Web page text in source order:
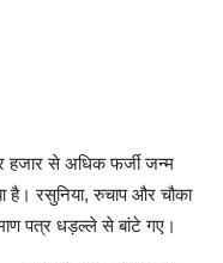
हजार से अधिक फर्जी जन्म
है। रसुनिया, रुचाप और चौका
पत्र धड़ल्ले से बांटे गए।